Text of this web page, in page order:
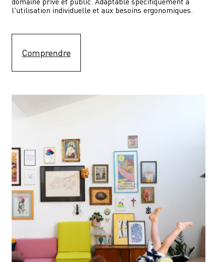
l'utilisation individuelle et aux besoins ergonomiques.
Comprendre